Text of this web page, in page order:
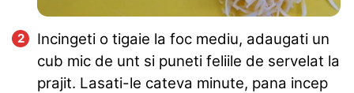
Incingeti o tigaie la foc mediu, adaugati un
cub mic de unt si puneti feliile de servelat la
prajit. Lasati-le cateva minute, pana incep